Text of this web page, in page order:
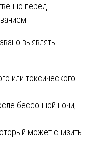
перед
выявлять
или токсического
бессонной ночи,
может снизить